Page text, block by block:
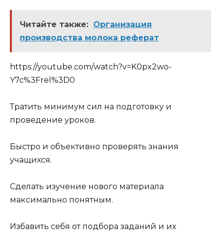
Читайте также: Организация
производства молока реферат
https://youtube.com/watch?v=K0px2wo-
Y7c%3Frel%3D0
Тратить минимум сил на подготовку и
проведение уроков.
Быстро и объективно проверять знания
учащихся.
Сделать изучение нового материала
максимально понятным.
Избавить себя от подбора заданий и их